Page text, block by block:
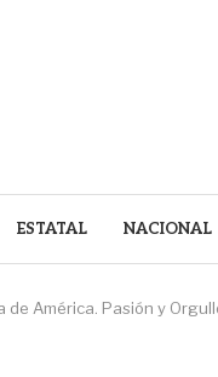
ESTATAL NACIONAL
de América. Pasión y